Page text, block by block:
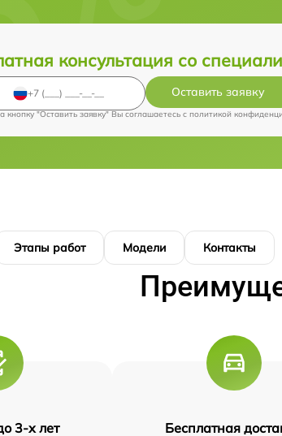
консультация со
Оставить заявку
кнопку "Оставить заявку" Вы соглашаетесь c политикой
Этапы работ Модели Контакты
3-х лет Бесплатная